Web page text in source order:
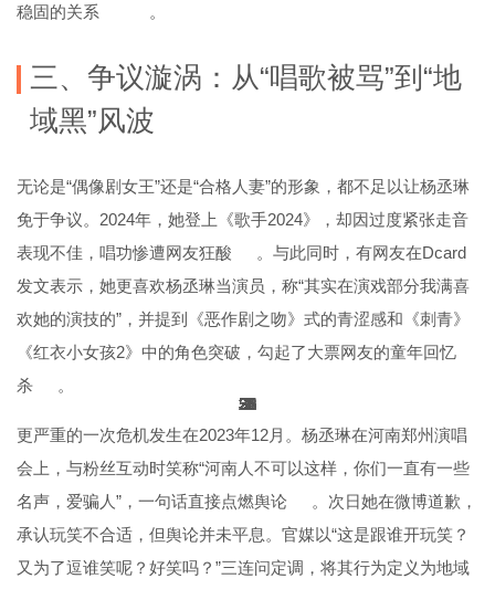
3
2
1
1
2
36
36
36
36
33
33
33
34
稳固的关系
25
36
。
三、争议漩涡：从“唱歌被骂”到“地
域黑”风波
无论是“偶像剧女王”还是“合格人妻”的形象，都不足以让杨丞琳
免于争议。2024年，她登上《歌手2024》，却因过度紧张走音
表现不佳，唱功惨遭网友狂酸
25
。与此同时，有网友在Dcard
发文表示，她更喜欢杨丞琳当演员，称“其实在演戏部分我满喜
欢她的演技的”，并提到《恶作剧之吻》式的青涩感和《刺青》
《红衣小女孩2》中的角色突破，勾起了大票网友的童年回忆
杀
25
。
更严重的一次危机发生在2023年12月。杨丞琳在河南郑州演唱
会上，与粉丝互动时笑称“河南人不可以这样，你们一直有一些
名声，爱骗人”，一句话直接点燃舆论
50
。次日她在微博道歉，
承认玩笑不合适，但舆论并未平息。官媒以“这是跟谁开玩笑？
又为了逗谁笑呢？好笑吗？”三连问定调，将其行为定义为地域
21
21
51
25
25
1